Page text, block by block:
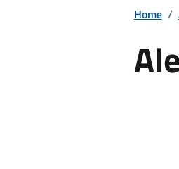
Home /